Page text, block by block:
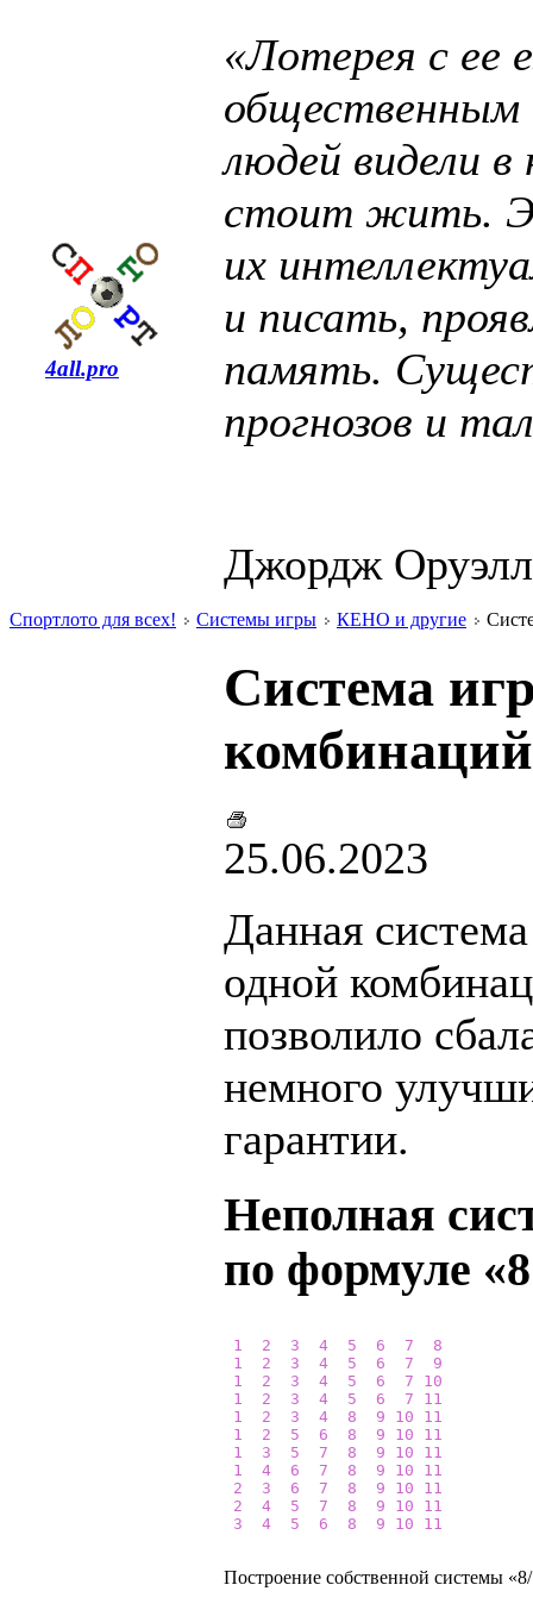
4all.pro
«Лотерея с ее
общественным
людей видели в
стоит жить.
их
и писать,
память.
прогнозов и
Джордж
Спортлото для всех! Системы игры КЕНО и другие
Система
25.06.2023
Данная
одной
позволило
немного
гарантии.
Неполная
по формуле
1 2 3 4 5 6 7
8
1
2 3 4 5 6 7
9
1
2 3 4 5 6 7
10
1
2 3 4 5 6 7
11
1
2 3 4 8 9 10
11
1
2 5 6 8 9 10
11
1
3 5 7 8 9 10
11
1
4 6 7 8 9 10
11
2
3 6 7 8 9 10
11
2
4 5 7 8 9 10
11
3
4 5 6 8 9 10 11
Построение собственной системы